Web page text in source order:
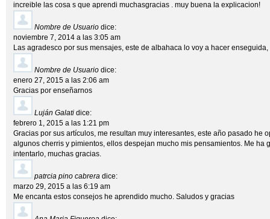
increible las cosa s que aprendi muchasgracias . muy buena la explicacion!
Nombre de Usuario dice:
noviembre 7, 2014 a las 3:05 am
Las agradesco por sus mensajes, este de albahaca lo voy a hacer
Nombre de Usuario dice:
enero 27, 2015 a las 2:06 am
Gracias por enseñarnos
Luján Galati dice:
febrero 1, 2015 a las 1:21 pm
Gracias por sus artículos, me resultan muy interesantes, este año pasado he
algunos cherris y pimientos, ellos despejan mucho mis pensamientos. Me ha
intentarlo, muchas gracias.
patrcia pino cabrera dice:
marzo 29, 2015 a las 6:19 am
Me encanta estos consejos he aprendido mucho. Saludos y gracias